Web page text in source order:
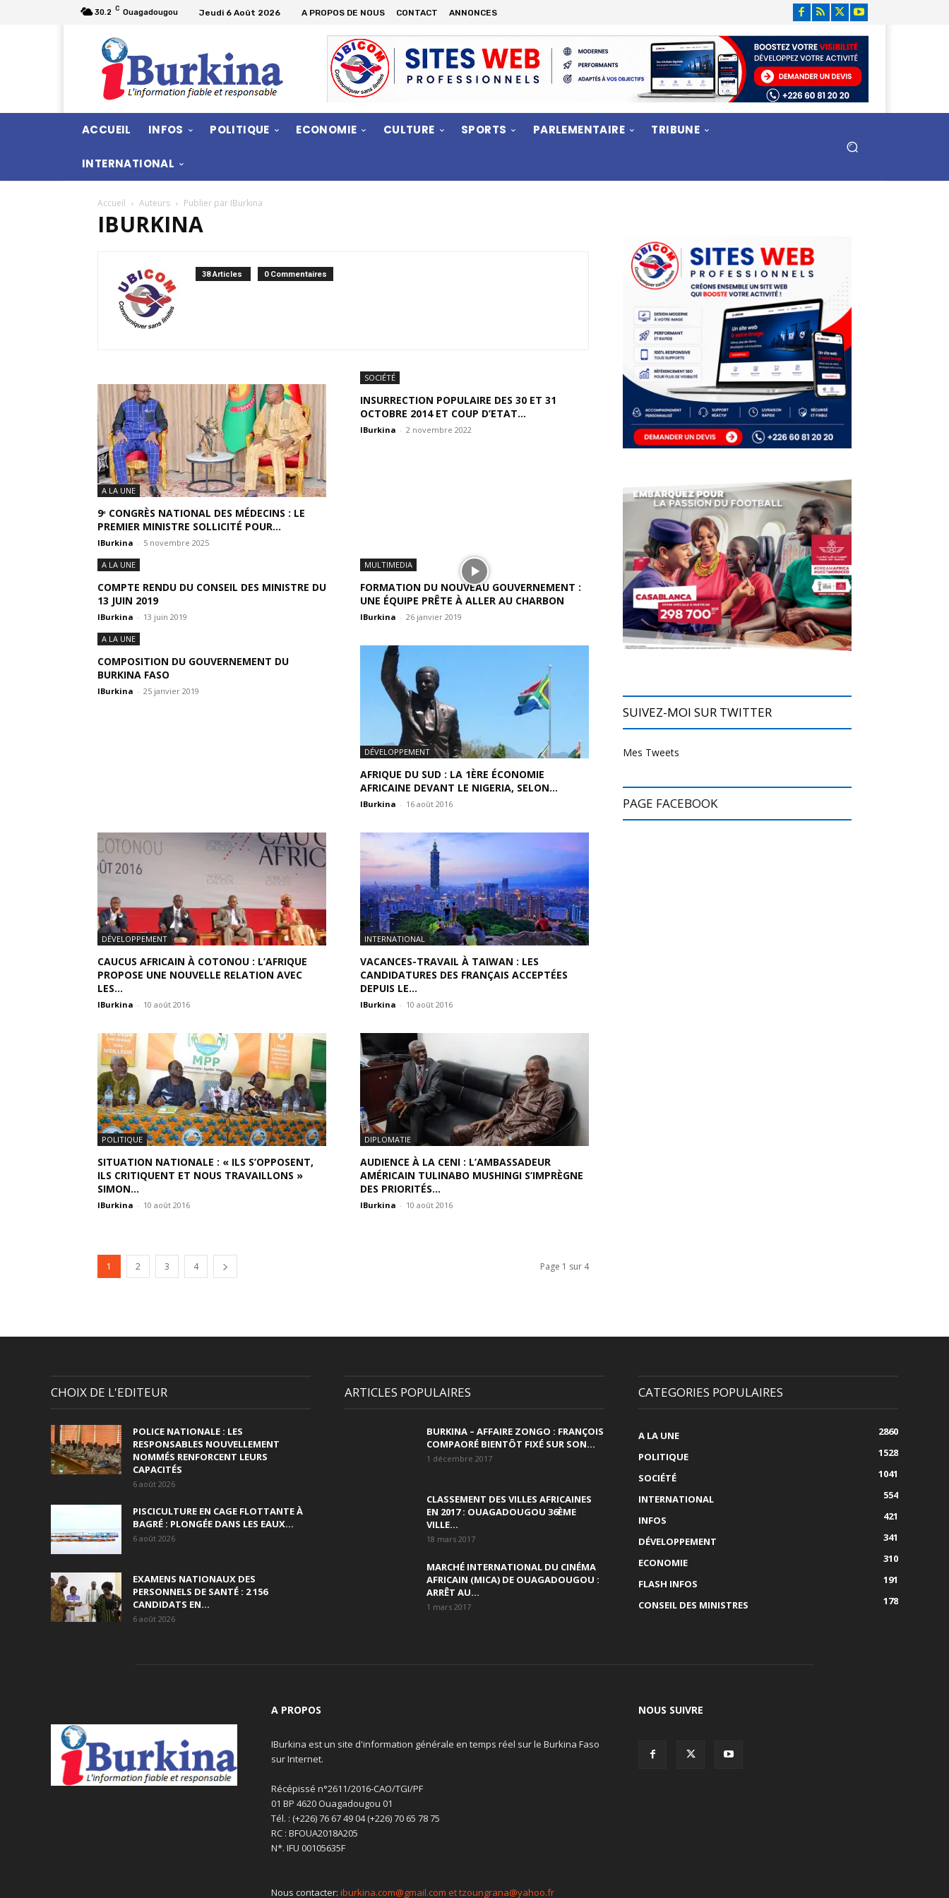
30.2 C Ouagadougou Jeudi 6 Août 2026 A PROPOS DE NOUS CONTACT ANNONCES
ACCUEIL INFOS POLITIQUE ECONOMIE CULTURE SPORTS PARLEMENTAIRE TRIBUNE
INTERNATIONAL
Accueil Auteurs Publier par IBurkina
IBURKINA
38 Articles 0 Commentaires
A LA UNE
9ᵉ CONGRÈS NATIONAL DES MÉDECINS : LE
PREMIER MINISTRE SOLLICITÉ POUR...
IBurkina - 5 novembre 2025
SOCIÉTÉ
INSURRECTION POPULAIRE DES 30 ET 31
OCTOBRE 2014 ET COUP D’ETAT...
IBurkina - 2 novembre 2022
A LA UNE
COMPTE RENDU DU CONSEIL DES MINISTRE DU
13 JUIN 2019
IBurkina - 13 juin 2019
MULTIMEDIA
FORMATION DU NOUVEAU GOUVERNEMENT :
UNE ÉQUIPE PRÊTE À ALLER AU CHARBON
IBurkina - 26 janvier 2019
A LA UNE
COMPOSITION DU GOUVERNEMENT DU
BURKINA FASO
IBurkina - 25 janvier 2019
DÉVELOPPEMENT
AFRIQUE DU SUD : LA 1ÈRE ÉCONOMIE
AFRICAINE DEVANT LE NIGERIA, SELON...
IBurkina - 16 août 2016
DÉVELOPPEMENT
CAUCUS AFRICAIN À COTONOU : L’AFRIQUE
PROPOSE UNE NOUVELLE RELATION AVEC
LES...
IBurkina - 10 août 2016
INTERNATIONAL
VACANCES-TRAVAIL À TAIWAN : LES
CANDIDATURES DES FRANÇAIS ACCEPTÉES
DEPUIS LE...
IBurkina - 10 août 2016
POLITIQUE
SITUATION NATIONALE : « ILS S’OPPOSENT,
ILS CRITIQUENT ET NOUS TRAVAILLONS »
SIMON...
IBurkina - 10 août 2016
DIPLOMATIE
AUDIENCE À LA CENI : L’AMBASSADEUR
AMÉRICAIN TULINABO MUSHINGI S’IMPRÈGNE
DES PRIORITÉS...
IBurkina - 10 août 2016
1 2 3 4 Page 1 sur 4
SUIVEZ-MOI SUR TWITTER
Mes Tweets
PAGE FACEBOOK
CHOIX DE L'EDITEUR
POLICE NATIONALE : LES
RESPONSABLES NOUVELLEMENT
NOMMÉS RENFORCENT LEURS
CAPACITÉS
6 août 2026
PISCICULTURE EN CAGE FLOTTANTE À
BAGRÉ : PLONGÉE DANS LES EAUX...
6 août 2026
EXAMENS NATIONAUX DES
PERSONNELS DE SANTÉ : 2 156
CANDIDATS EN...
6 août 2026
ARTICLES POPULAIRES
BURKINA – AFFAIRE ZONGO : FRANÇOIS
COMPAORÉ BIENTÔT FIXÉ SUR SON...
1 décembre 2017
CLASSEMENT DES VILLES AFRICAINES
EN 2017 : OUAGADOUGOU 36ÈME
VILLE...
18 mars 2017
MARCHÉ INTERNATIONAL DU CINÉMA
AFRICAIN (MICA) DE OUAGADOUGOU :
ARRÊT AU...
1 mars 2017
CATEGORIES POPULAIRES
A LA UNE
2860
POLITIQUE
1528
SOCIÉTÉ
1041
INTERNATIONAL
554
INFOS
421
DÉVELOPPEMENT
341
ECONOMIE
310
FLASH INFOS
191
CONSEIL DES MINISTRES
178
A PROPOS
IBurkina est un site d'information générale en temps réel sur le Burkina Faso
sur Internet.
Récépissé n°2611/2016-CAO/TGI/PF
01 BP 4620 Ouagadougou 01
Tél. : (+226) 76 67 49 04 (+226) 70 65 78 75
RC : BFOUA2018A205
N*. IFU 00105635F
Nous contacter: iburkina.com@gmail.com et tzoungrana@yahoo.fr
NOUS SUIVRE